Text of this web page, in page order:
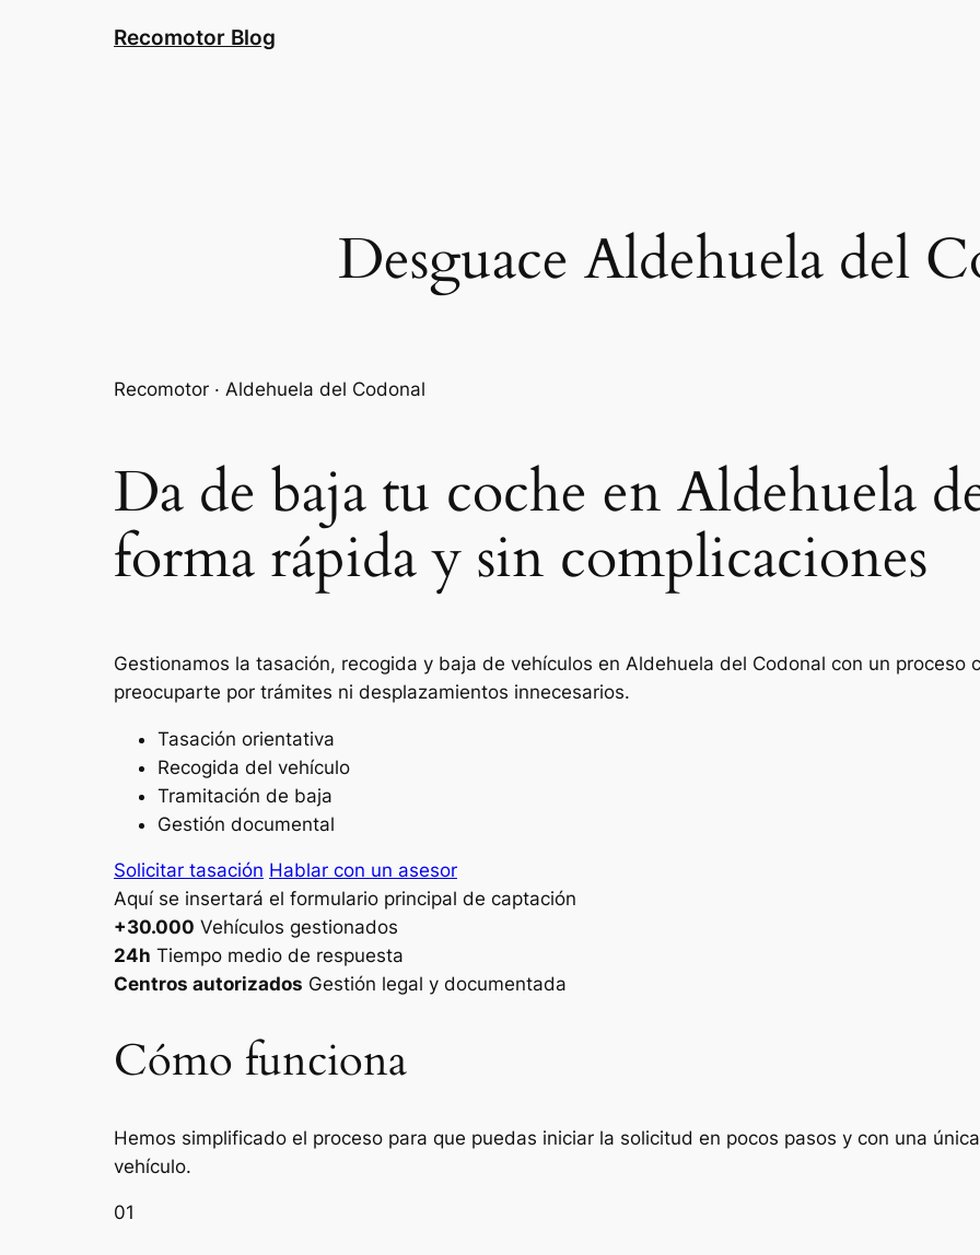
Recomotor Blog
Desguace Aldehuela del
Recomotor · Aldehuela del Codonal
Da de baja tu coche en Aldehuela
forma rápida y sin complicaciones
Gestionamos la tasación, recogida y baja de vehículos en Aldehuela del Codonal con un proceso
preocuparte por trámites ni desplazamientos innecesarios.
Tasación orientativa
Recogida del vehículo
Tramitación de baja
Gestión documental
Solicitar tasación Hablar con un asesor
Aquí se insertará el formulario principal de captación
+30.000 Vehículos gestionados
24h Tiempo medio de respuesta
Centros autorizados Gestión legal y documentada
Cómo funciona
Hemos simplificado el proceso para que puedas iniciar la solicitud en pocos pasos y con una
vehículo.
01